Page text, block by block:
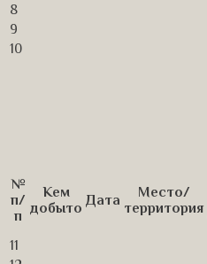
8
9
10
№
п/
п
Кем
добыто Дата
Место/
территория
11